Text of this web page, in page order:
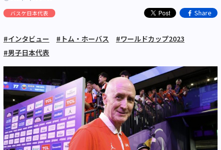
バスケ日本代表 Share
#インタビュー #トム・ホーバス
#ワールドカップ2023
#男子日本代表